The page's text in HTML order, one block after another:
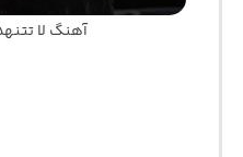
آهنگ لا